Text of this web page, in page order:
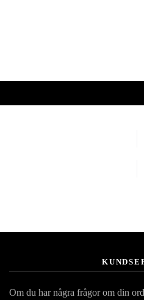
Om du har några frågor om din